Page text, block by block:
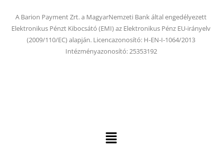
A Barion Payment Zrt. a MagyarNemzeti Bank által engedélyezett
Elektronikus Pénzt Kibocsátó (EMI) az Elektronikus Pénz EU-irányelv
(2009/110/EC) alapján. Licencazonosító: H-EN-I-1064/2013
Intézményazonosító: 25353192
Menu